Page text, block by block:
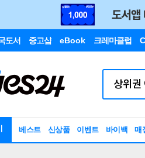
도서 중고샵 eBook 크레마클럽
베스트 신상품 이벤트 바이백 매